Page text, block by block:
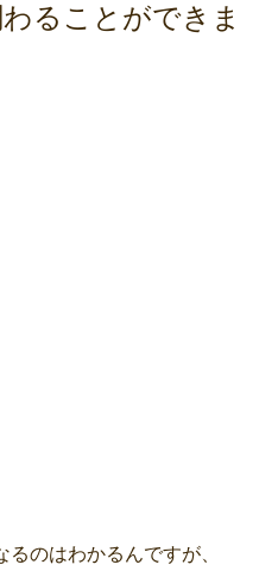
ることができま
るのはわかるんですが、